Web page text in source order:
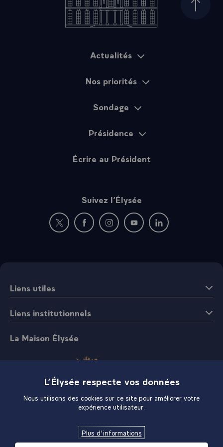
Haut
Actualités
Nos priorités
Sondage
Présidence
Écrire au Président
Suivez l’Élysée
Nouvelle fenêtre : rejoignez-nous sur Twitter
Nouvelle fenêtre : rejoignez-nous sur
Nouvelle fenêtre : rejoignez-nous
Nouvelle fenêtre :
Nouvelle fenêtre :
Liens utiles
Liens institutionnels
La Maison Élysée
L’Élysée respecte vos données
Nous utilisons des cookies sur ce site pour améliorer votre
expérience utilisateur.
Plus d'informations